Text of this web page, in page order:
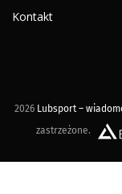
Kontakt
2026 Lubsport –
zastrzeżone.